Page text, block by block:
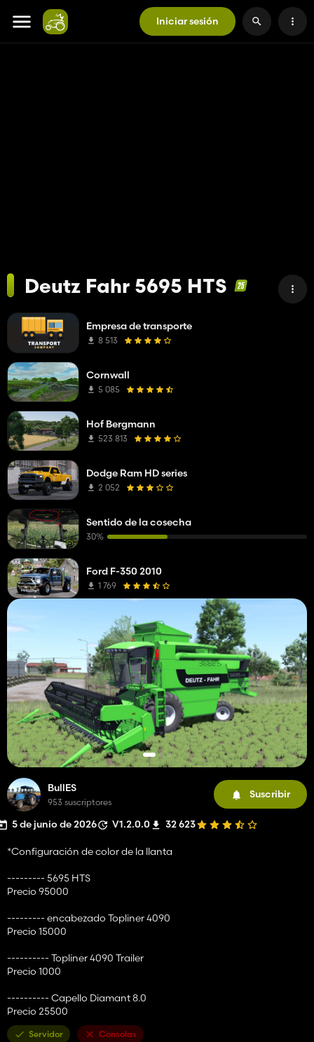
Iniciar sesión
Deutz Fahr 5695 HTS
BullES
953 suscriptores
Suscribir
5 de junio de 2026 V1.2.0.0 32 623
*Configuración de color de la llanta
--------- 5695 HTS
Precio 95000
--------- encabezado Topliner 4090
Precio 15000
---------- Topliner 4090 Trailer
Precio 1000
---------- Capello Diamant 8.0
Precio 25500
Servidor Consolas
Empresa de transporte
8 513
Cornwall
5 085
Hof Bergmann
523 813
Dodge Ram HD series
2 052
Sentido de la cosecha
30%
Ford F-350 2010
1 769